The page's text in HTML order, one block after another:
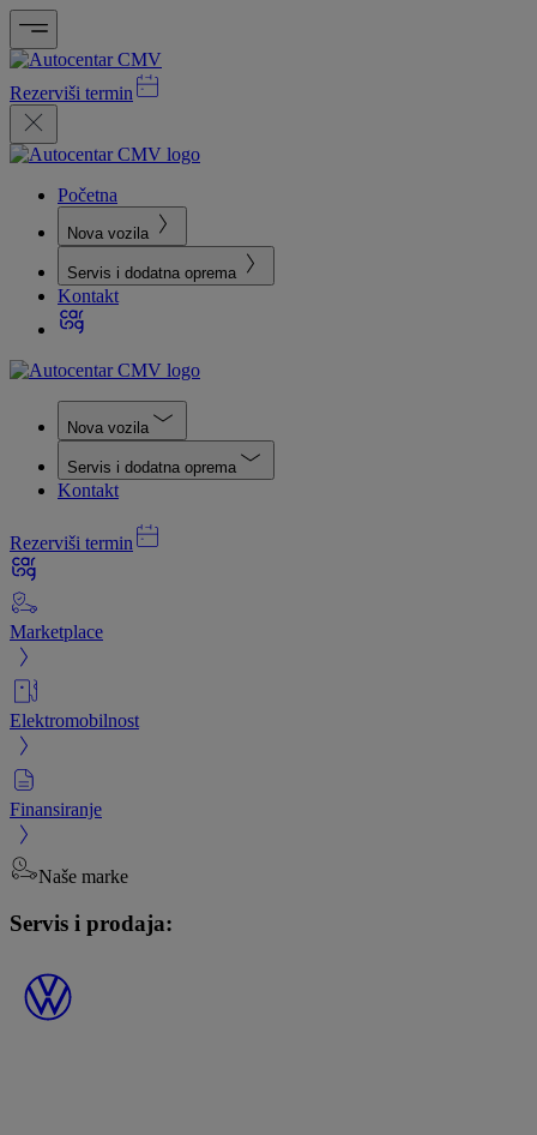
Rezerviši termin
Početna
Nova vozila
Servis i dodatna oprema
Kontakt
Nova vozila
Servis i dodatna oprema
Kontakt
Rezerviši termin
Marketplace
Elektromobilnost
Finansiranje
Naše marke
Servis i prodaja: